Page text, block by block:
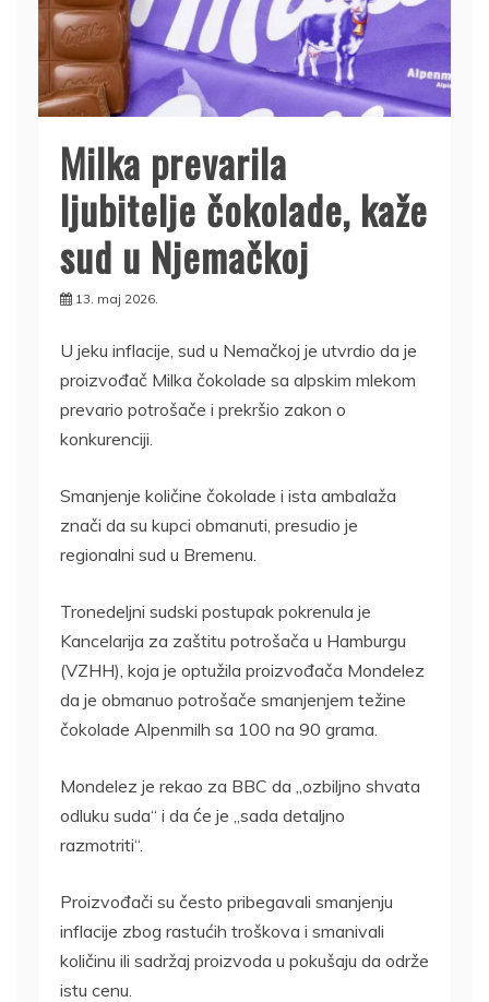
Milka prevarila
ljubitelje čokolade, kaže
sud u Njemačkoj
13. maj 2026.
U jeku inflacije, sud u Nemačkoj je utvrdio da je
proizvođač Milka čokolade sa alpskim mlekom
prevario potrošače i prekršio zakon o
konkurenciji.
Smanjenje količine čokolade i ista ambalaža
znači da su kupci obmanuti, presudio je
regionalni sud u Bremenu.
Tronedeljni sudski postupak pokrenula je
Kancelarija za zaštitu potrošača u Hamburgu
(VZHH), koja je optužila proizvođača Mondelez
da je obmanuo potrošače smanjenjem težine
čokolade Alpenmilh sa 100 na 90 grama.
Mondelez je rekao za BBC da „ozbiljno shvata
odluku suda“ i da će je „sada detaljno
razmotriti“.
Proizvođači su često pribegavali smanjenju
inflacije zbog rastućih troškova i smanivali
količinu ili sadržaj proizvoda u pokušaju da održe
istu cenu.